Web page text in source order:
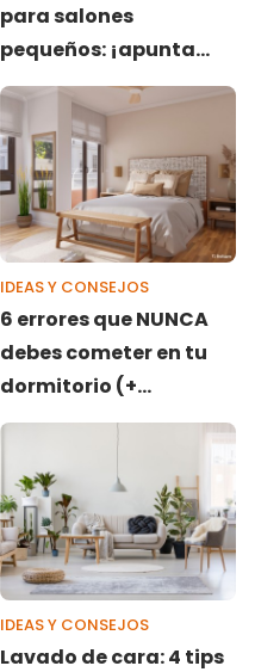
para salones
pequeños: ¡apunta
estas 7 ideas!
IDEAS Y CONSEJOS
6 errores que NUNCA
debes cometer en tu
dormitorio (+
soluciones)
IDEAS Y CONSEJOS
Lavado de cara: 4 tips